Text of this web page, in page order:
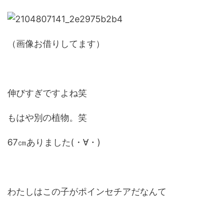
（画像お借りしてます）
伸びすぎですよね笑
もはや別の植物。笑
67㎝ありました(・∀・)
わたしはこの子がポインセチアだなんて